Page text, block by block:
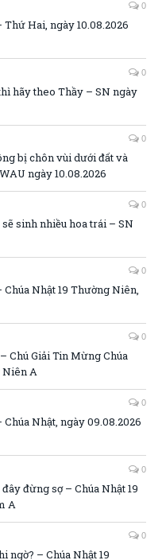
0
Thứ Hai, ngày 10.08.2026
0
hãy theo Thầy – SN ngày
0
bị chôn vùi dưới đất và
ngày 10.08.2026
0
sinh nhiều hoa trái – SN
0
Chúa Nhật 19 Thường Niên,
0
Chú Giải Tin Mừng Chúa
Niên A
0
Chúa Nhật, ngày 09.08.2026
0
đừng sợ – Chúa Nhật 19
A
0
ngờ? – Chúa Nhật 19